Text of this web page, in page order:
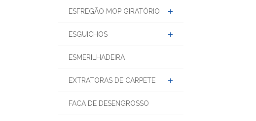
ESFREGÃO MOP GIRATÓRIO
ESGUICHOS
ESMERILHADEIRA
EXTRATORAS DE CARPETE
FACA DE DESENGROSSO